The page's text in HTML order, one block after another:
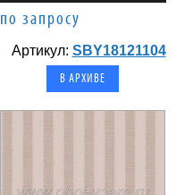
по запросу
Артикул: SBY18121104
В АРХИВЕ